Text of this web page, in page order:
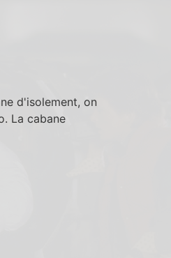
d'isolement, on
La cabane